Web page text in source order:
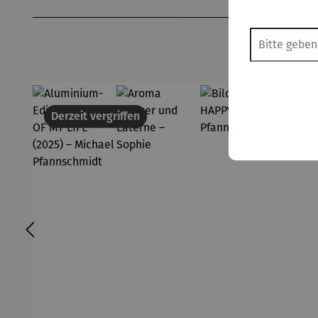
Derzeit vergriffen